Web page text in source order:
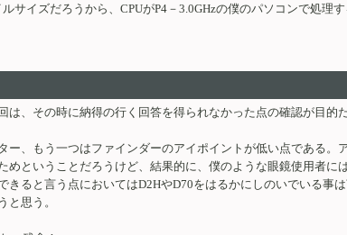
イズだろうから、CPUがP4－3.0GHzの僕のパソコンで処理
、その時に納得の行く回答を得られなかった点の確認が目的
、もう一つはファインダーのアイポイントが低い点である。
ということだろうけど、結果的に、僕のような眼鏡使用者に
ると言う点においてはD2HやD70をはるかにしのいでいる事
と思う。